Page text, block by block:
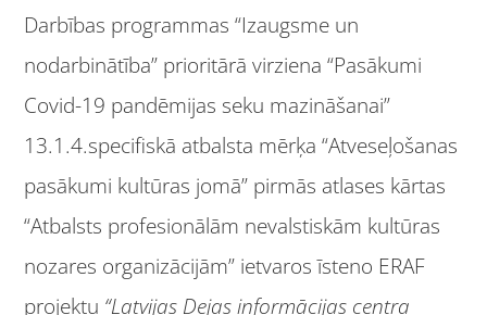
Darbības programmas “Izaugsme un
nodarbinātība” prioritārā virziena “Pasākumi
Covid-19 pandēmijas seku mazināšanai”
13.1.4.specifiskā atbalsta mērķa “Atveseļošanas
pasākumi kultūras jomā” pirmās atlases kārtas
“Atbalsts profesionālām nevalstiskām kultūras
nozares organizācijām” ietvaros īsteno ERAF
projektu “Latvijas Dejas informācijas centra